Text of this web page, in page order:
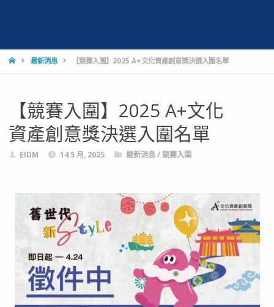
最新消息 【競賽入圍】2025 A+文化資產創意獎決選入圍名單
【競賽入圍】2025 A+文化
資產創意獎決選入圍名單
EIDM 14 5 月, 2025 最新消息/ 競賽入圍